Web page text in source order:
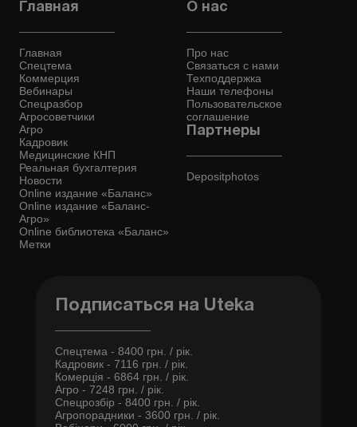
Главная
Главная
Спецтема
Коммерция
Вебинары
Спецразбор
Агросоветчики
Агро
Кадровик
Медицинские КНП
Реальная бухгалтерия
Новости
Online издание «Баланс»
Online издание «Баланс-
Агро»
Online библиотека «Баланс»
Метки
О нас
Про нас
Связаться с нами
Техподдержка
Наши телефоны
Пользовательское
соглашение
Партнеры
Depositphotos
Подписаться на Uteka
Спецтема - 8400 грн. / рік.
Кадровик - 7116 грн. / рік.
Комерція - 6864 грн. / рік.
Агро - 7248 грн. / рік.
Спецрозбір - 8400 грн. / рік.
Агропорадники - 3600 грн. / рік.